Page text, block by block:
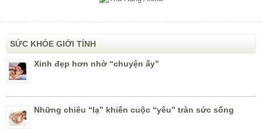
SỨC KHỎE GIỚI TÍNH
Xinh đẹp hơn nhờ “chuyện ấy”
Những chiêu “lạ” khiến cuộc “yêu” tràn sức sống